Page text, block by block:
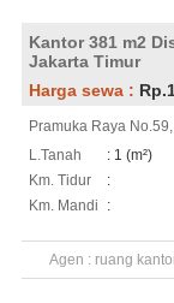
Kantor 381 m2
Jakarta Timur
Harga sewa :
Pramuka Raya
L.Tanah
: 1 (m²)
Km. Tidur
:
Km. Mandi
:
Agen : ruang